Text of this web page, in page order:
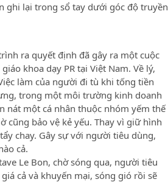
ghi lại trong sổ tay dưới góc độ truyền
ra quyết định đã gây ra một cuộc
khoa dạy PR tại Việt Nam. Về lý,
làm của người đi tù khi tống tiền
trong một môi trường kinh doanh
nát một cá nhân thuộc nhóm yếm thế
cũng bảo vệ kẻ yếu. Thay vì giữ hình
chay. Gây sự với người tiêu dùng,
cả.
Le Bon, chờ sóng qua, người tiêu
cả và khuyến mại, sóng gió rồi sẽ